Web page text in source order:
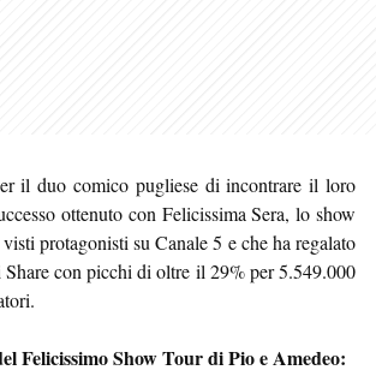
il duo comico pugliese di incontrare il loro
ottenuto con Felicissima Sera, lo show
protagonisti su Canale 5 e che ha regalato
con picchi di oltre il 29% per 5.549.000
Felicissimo Show Tour di Pio e Amedeo: